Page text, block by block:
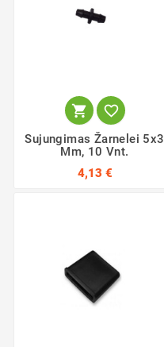
 
Sujungimas Žarnelei 5x3
Mm, 10 Vnt.
4,13 €